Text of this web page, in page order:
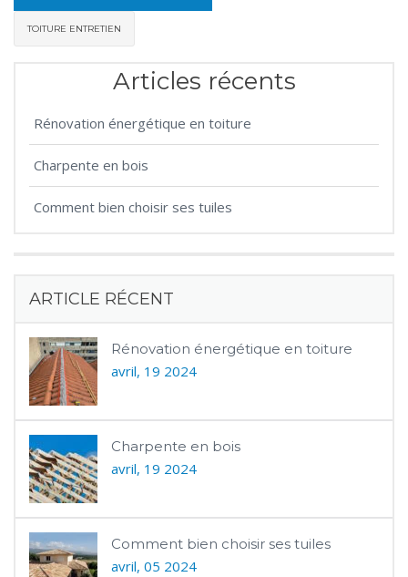
TOITURE ENTRETIEN
Articles récents
Rénovation énergétique en toiture
Charpente en bois
Comment bien choisir ses tuiles
ARTICLE RÉCENT
Rénovation énergétique en toiture
avril, 19 2024
Charpente en bois
avril, 19 2024
Comment bien choisir ses tuiles
avril, 05 2024